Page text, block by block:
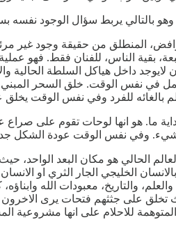
وهو بالتالي يربط سؤال الوجود
المنطلق من حقيقة وجود غير
بقية الناس، للفنان فقط. فهو
لايوجد داخل هياكل السلطة
في نفس الوقت. خلق السحر
بالغائه للفرد وفي نفس الوقت
ما. هو انها لوحات تقوم على صراع
وفي نفس الوقت عودة الشكل
الحالي هو مكان البعد
الخليجي الجار الثري او
والعلم، والتاريخ، معبودات الله
تخلق على جثثهم فتحات يرى الاخرون
للاحلام على انها مشروعية